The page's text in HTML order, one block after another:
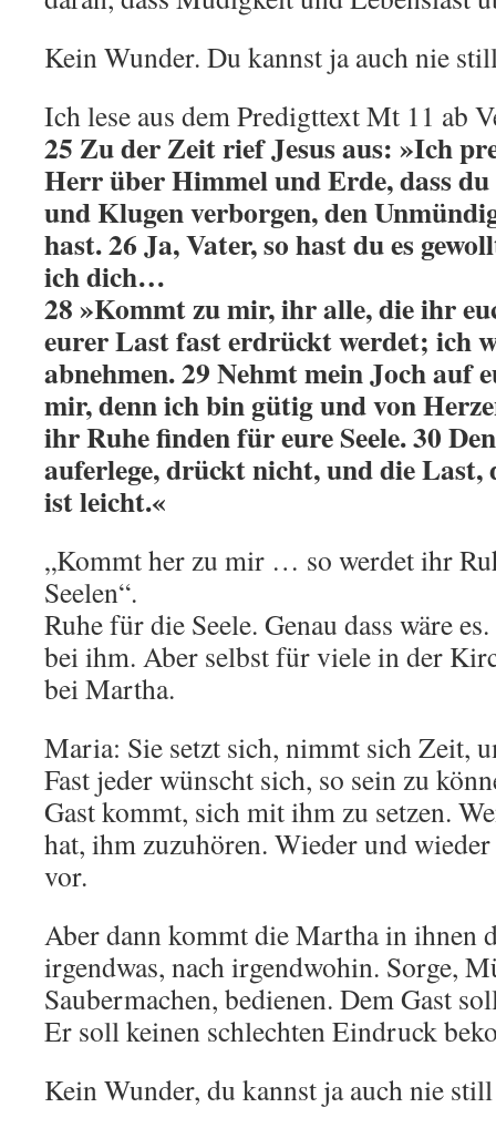
Kein Wunder. Du kannst ja auch nie
Ich lese aus dem Predigttext Mt 11 ab
25 Zu der Zeit rief Jesus aus: »Ich
Herr über Himmel und Erde, dass du
und Klugen verborgen, den
hast. 26 Ja, Vater, so hast du es
ich dich…
28 »Kommt zu mir, ihr alle, die ihr
eurer Last fast erdrückt werdet; ich
abnehmen. 29 Nehmt mein Joch auf
mir, denn ich bin gütig und von
ihr Ruhe finden für eure Seele. 30
auferlege, drückt nicht, und die Last,
ist leicht.«
„Kommt her zu mir … so werdet ihr
Seelen“.
Ruhe für die Seele. Genau dass wäre
bei ihm. Aber selbst für viele in der
bei Martha.
Maria: Sie setzt sich, nimmt sich Zeit,
Fast jeder wünscht sich, so sein zu
Gast kommt, sich mit ihm zu setzen.
hat, ihm zuzuhören. Wieder und
vor.
Aber dann kommt die Martha in ihnen
irgendwas, nach irgendwohin. Sorge,
Saubermachen, bedienen. Dem Gast
Er soll keinen schlechten Eindruck
Kein Wunder, du kannst ja auch nie